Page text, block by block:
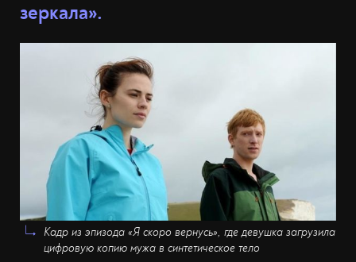
зеркала».
Кадр из эпизода «Я скоро вернусь», где девушка загрузила
цифровую копию мужа в синтетическое тело